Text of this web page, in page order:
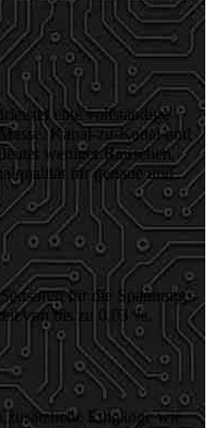
eine vollständige
Kanal-zu-Kanal und
weniger Rauschen,
für genaue und
für die Spannungs-
von bis zu 0,03 %.
zusätzliche Eingänge wie